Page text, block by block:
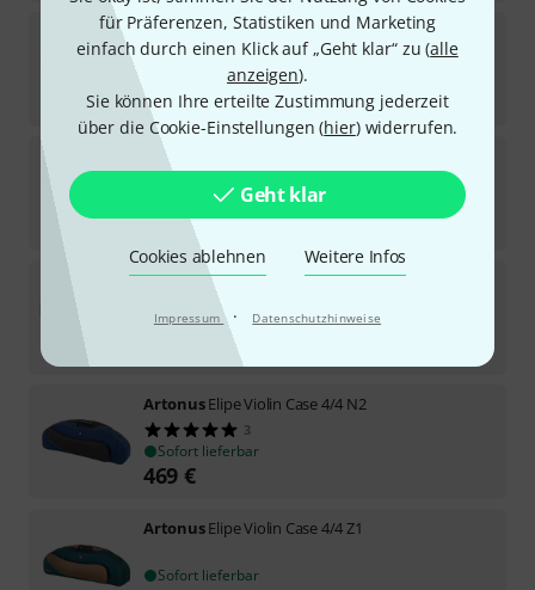
für Präferenzen, Statistiken und Marketing
einfach durch einen Klick auf „Geht klar“ zu (alle
anzeigen).
Sie können Ihre erteilte Zustimmung jederzeit
über die Cookie-Einstellungen (hier) widerrufen.
Geht klar
Cookies ablehnen Weitere Infos
Impressum · Datenschutzhinweise
ArtonusQuart Galant VN Case 4/4 CZ
Sofort lieferbar
398 €
Artonus
Sofort lieferbar
389€
ArtonusGeeston Pro Violin ZZ
Sofort lieferbar
ArtonusElipe Violin Case 4/4 N2
3
Sofort lieferbar
469 €
ArtonusElipe Violin Case 4/4 Z1
Sofort lieferbar